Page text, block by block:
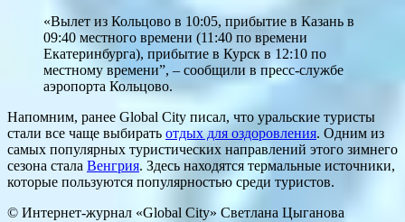
«Вылет из Кольцово в 10:05, прибытие в Казань в
09:40 местного времени (11:40 по времени
Екатеринбурга), прибытие в Курск в 12:10 по
местному времени”, – сообщили в пресс-службе
аэропорта Кольцово.
Напомним, ранее Global City писал, что уральские туристы
стали все чаще выбирать отдых для оздоровления. Одним из
самых популярных туристических направлений этого зимнего
сезона стала Венгрия. Здесь находятся термальные источники,
которые пользуются популярностью среди туристов.
© Интернет-журнал «Global City» Светлана Цыганова